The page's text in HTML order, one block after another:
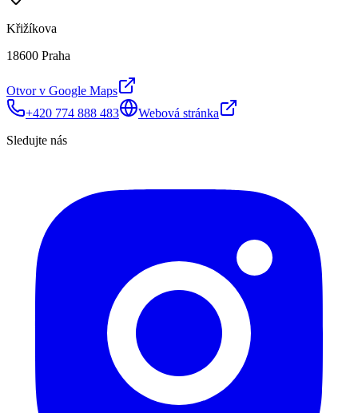
Křižíkova
18600 Praha
Otvor v Google Maps
+420 774 888 483
Webová stránka
Sledujte nás